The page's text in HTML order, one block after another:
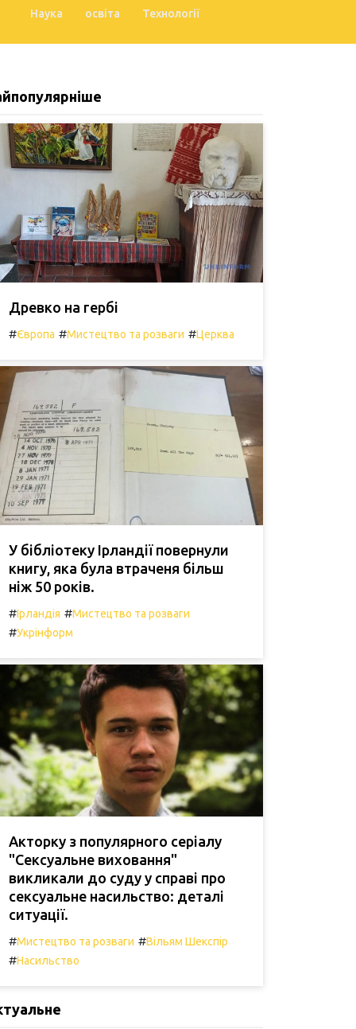
Наука освіта Технології
Древко на гербі
#Європа #Мистецтво та розваги #Церква
У бібліотеку Ірландії повернули
книгу, яка була втраченя більш
ніж 50 років.
#Ірландія #Мистецтво та розваги
#Укрінформ
Акторку з популярного серіалу
"Сексуальне виховання"
викликали до суду у справі про
сексуальне насильство: деталі
ситуації.
#Мистецтво та розваги #Вільям Шекспір
#Насильство